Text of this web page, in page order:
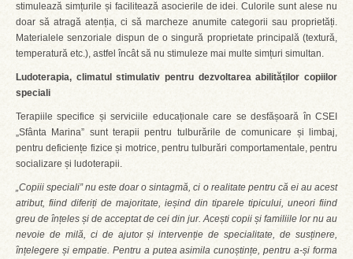
stimulează simțurile și facilitează asocierile de idei. Culorile sunt alese nu
doar să atragă atenția, ci să marcheze anumite categorii sau proprietăți.
Materialele senzoriale dispun de o singură proprietate principală (textură,
temperatură etc.), astfel încât să nu stimuleze mai multe simțuri simultan.
Ludoterapia, climatul stimulativ pentru dezvoltarea abilităților copiilor
speciali
Terapiile specifice și serviciile educaționale care se desfășoară în CSEI
„Sfânta Marina” sunt terapii pentru tulburările de comunicare și limbaj,
pentru deficiențe fizice și motrice, pentru tulburări comportamentale, pentru
socializare și ludoterapii.
„Copiii speciali” nu este doar o sintagmă, ci o realitate pentru că ei au acest
atribut, fiind diferiți de majoritate, ieșind din tiparele tipicului, uneori fiind
greu de înțeles și de acceptat de cei din jur. Acești copii și familiile lor nu au
nevoie de milă, ci de ajutor și intervenție de specialitate, de susținere,
înțelegere și empatie. Pentru a putea asimila cunoștințe, pentru a-și forma